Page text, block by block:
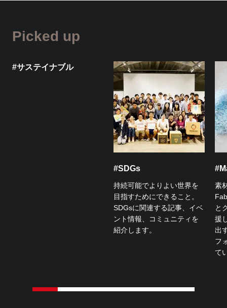
Picked up
#サステイナブル
#SDGs
持続可能でよりよい世界を
目指すためにできること。
SDGsに関連する記事、イベ
ント情報、コミュニティを
紹介します。
素
と
援
出
フ
て